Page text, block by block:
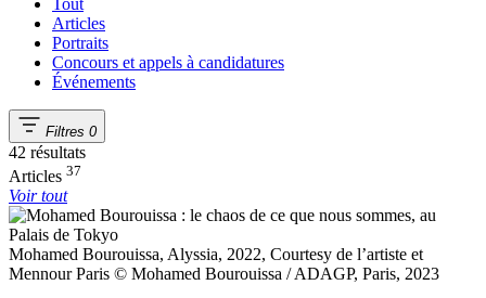
Articles
Portraits
Concours et appels à candidatures
Événements
Filtres 0
42 résultats
Articles 37
Voir tout
Mohamed Bourouissa, Alyssia, 2022, Courtesy de l’artiste et
Mennour Paris © Mohamed Bourouissa / ADAGP, Paris, 2023